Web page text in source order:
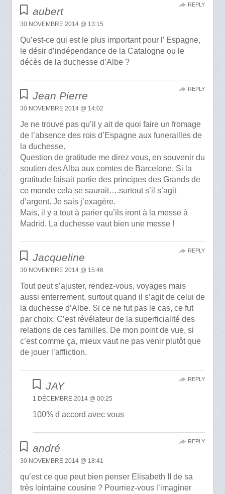
aubert
30 NOVEMBRE 2014 @ 13:15
Qu’est-ce qui est le plus important pour l’ Espagne,
le désir d’indépendance de la Catalogne ou le
décès de la duchesse d’Albe ?
REPLY
Jean Pierre
30 NOVEMBRE 2014 @ 14:02
Je ne trouve pas qu’il y ait de quoi faire un fromage
de l’absence des rois d’Espagne aux funerailles de
la duchesse.
Question de gratitude me direz vous, en souvenir du
soutien des Alba aux comtes de Barcelone. Si la
gratitude faisait partie des principes des Grands de
ce monde cela se saurait….surtout s’il s’agit
d’argent. Je sais j’exagère.
Mais, il y a tout à parier qu’ils iront à la messe à
Madrid. La duchesse vaut bien une messe !
REPLY
Jacqueline
30 NOVEMBRE 2014 @ 15:46
Tout peut s’ajuster, rendez-vous, voyages mais
aussi enterrement, surtout quand il s’agit de celui de
la duchesse d’Albe. Si ce ne fut pas le cas, ce fut
par choix. C’est révélateur de la superficialité des
relations de ces familles. De mon point de vue, si
c’est comme ça, mieux vaut ne pas venir plutôt que
de jouer l’affliction.
REPLY
JAY
1 DÉCEMBRE 2014 @ 00:25
100% d accord avec vous
REPLY
andré
30 NOVEMBRE 2014 @ 18:41
qu’est ce que peut bien penser Elisabeth II de sa
très lointaine cousine ? Pourriez-vous l’imaginer
REPLY